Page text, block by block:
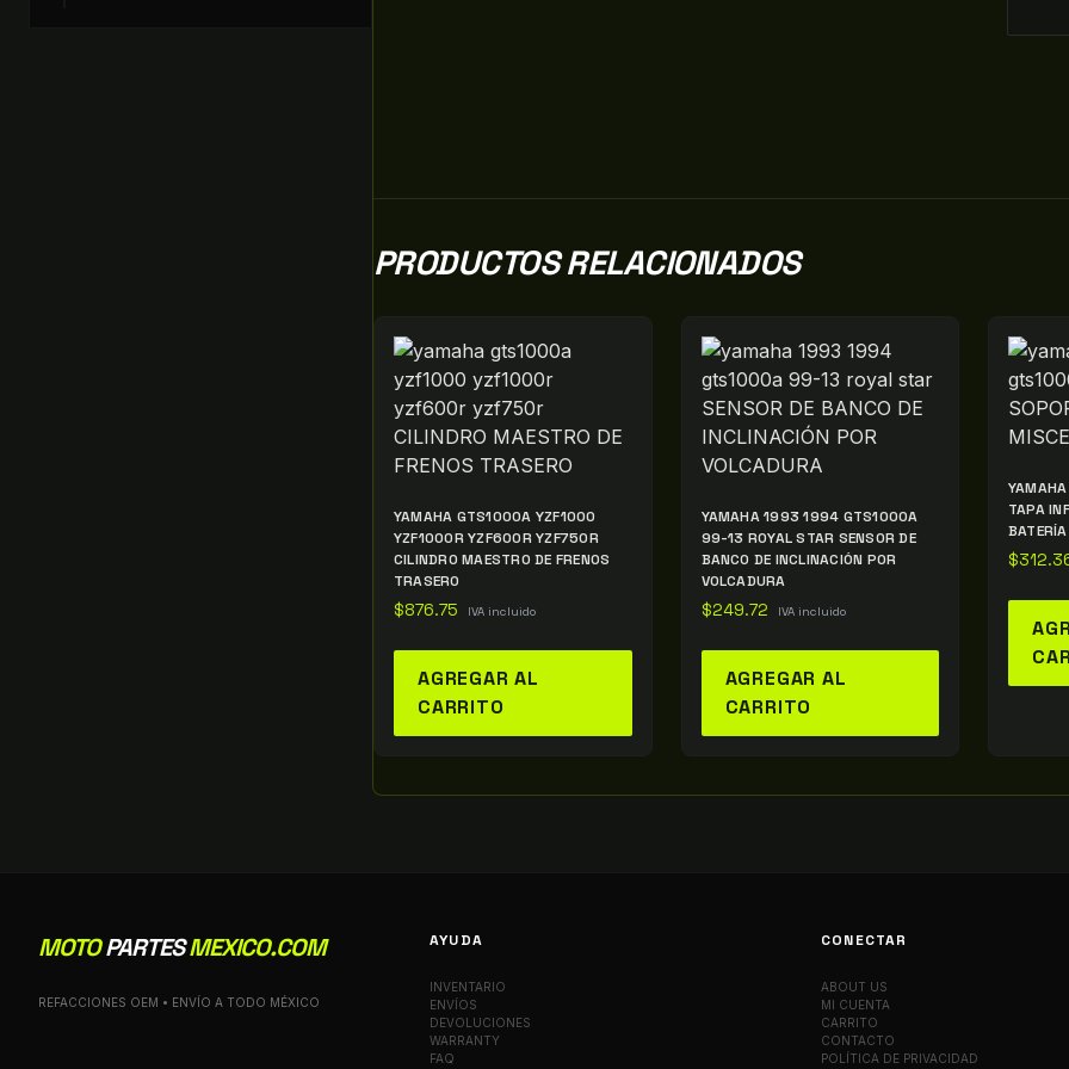
PRODUCTOS RELACIONADOS
YAMAHA GTS1000A YZF1000
YZF1000R YZF600R YZF750R
CILINDRO MAESTRO DE FRENOS
TRASERO
$876.75 IVA incluido
AGREGAR AL
CARRITO
YAMAHA 1993 1994 GTS1000A
99-13 ROYAL STAR SENSOR DE
BANCO DE INCLINACIÓN POR
VOLCADURA
$249.72 IVA incluido
AGREGAR AL
CARRITO
TAPA
$
MOTOPARTESMEXICO.COM
REFACCIONES OEM • ENVÍO A TODO MÉXICO
AYUDA
INVENTARIO
ENVÍOS
DEVOLUCIONES
WARRANTY
FAQ
CONECTAR
ABOUT US
MI CUENTA
CARRITO
CONTACTO
POLÍTICA DE PRIVACIDAD